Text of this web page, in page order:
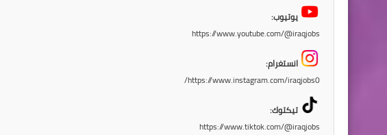
يوتيوب:
https://www.youtube.com/@iraqjobs
انستغرام:
https://www.instagram.com/iraqjobs0/
تيكتوك:
https://www.tiktok.com/@iraqjobs